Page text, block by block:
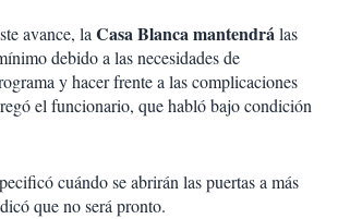
avance, laCasa Blanca mantendrálas
debido a las necesidades de
y hacer frente a las complicaciones
el funcionario, que habló bajo condición
cuándo se abrirán las puertas a más
que no será pronto.